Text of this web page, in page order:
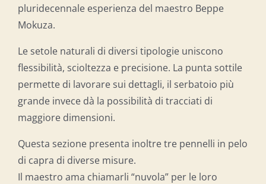
pluridecennale esperienza del maestro Beppe
Mokuza.
Le setole naturali di diversi tipologie uniscono
flessibilità, scioltezza e precisione. La punta sottile
permette di lavorare sui dettagli, il serbatoio più
grande invece dà la possibilità di tracciati di
maggiore dimensioni.
Questa sezione presenta inoltre tre pennelli in pelo
di capra di diverse misure.
Il maestro ama chiamarli “nuvola” per le loro